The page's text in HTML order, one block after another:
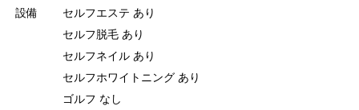
設備
セルフエステ あり
セルフ脱毛 あり
セルフネイル あり
セルフホワイトニング あり
ゴルフ なし